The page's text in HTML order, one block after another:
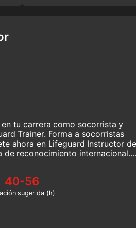
tu carrera como socorrista y
Trainer. Forma a socorristas
ahora en Lifeguard Instructor
de reconocimiento internacional.
40-56
sugerida (h)